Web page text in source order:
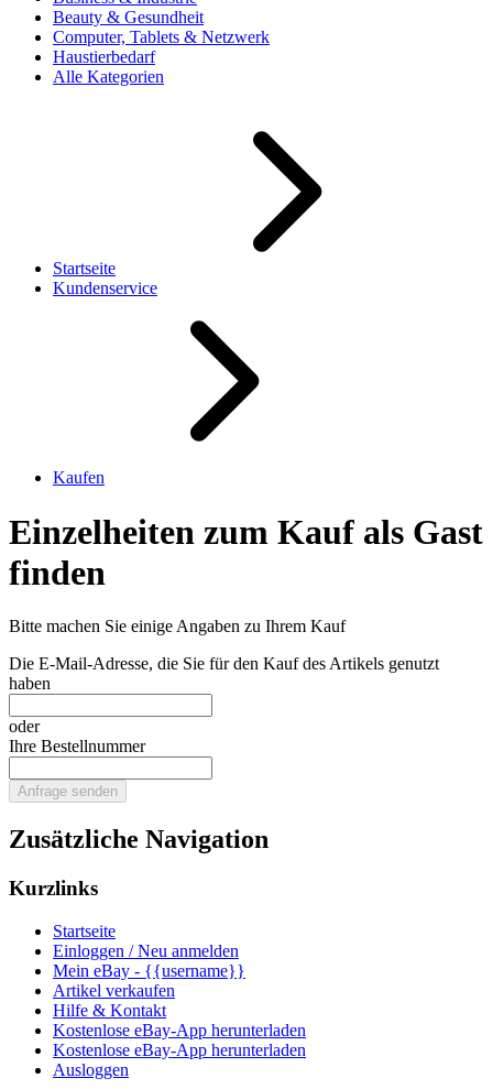
Beauty & Gesundheit
Computer, Tablets & Netzwerk
Haustierbedarf
Alle Kategorien
Startseite
Kundenservice
Kaufen
Einzelheiten zum Kauf als Gast
finden
Bitte machen Sie einige Angaben zu Ihrem Kauf
Die E-Mail-Adresse, die Sie für den Kauf des Artikels genutzt
haben
oder
Ihre Bestellnummer
Anfrage senden
Zusätzliche Navigation
Kurzlinks
Startseite
Einloggen / Neu anmelden
Mein eBay - {{username}}
Artikel verkaufen
Hilfe & Kontakt
Kostenlose eBay-App herunterladen
Kostenlose eBay-App herunterladen
Ausloggen